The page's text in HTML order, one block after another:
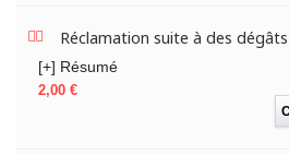
Réclamation suite à des
[+] Résumé
Prix
2,00 €